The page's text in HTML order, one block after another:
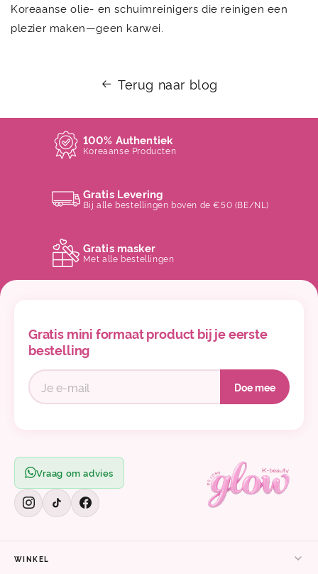
Koreaanse olie- en schuimreinigers die reinigen een
plezier maken—geen karwei.
Terug naar blog
100% Authentiek
Koreaanse Producten
Gratis Levering
Bij alle bestellingen boven de €50 (BE/NL)
Gratis masker
Met alle bestellingen
Gratis mini formaat product bij je eerste
bestelling
Doe mee
Vraag om advies
WINKEL